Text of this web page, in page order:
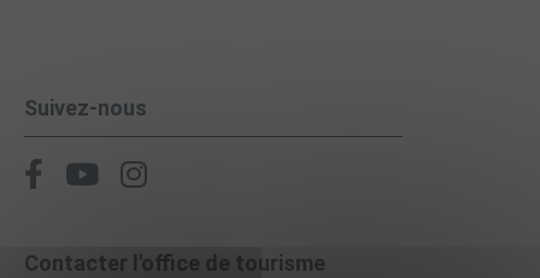
Suivez-nous
Contacter l'office de tourisme